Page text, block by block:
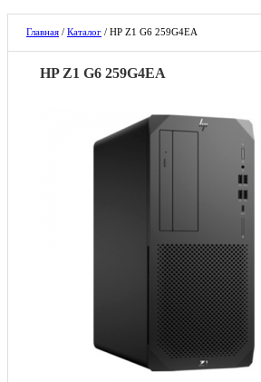
Главная / Каталог / HP Z1 G6 259G4EA
HP Z1 G6 259G4EA